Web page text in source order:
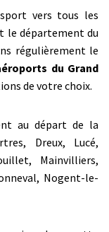
vers tous les
le département du
régulièrement le
du Grand
de votre choix.
au départ de la
Dreux, Lucé,
Mainvilliers,
Nogent-le-